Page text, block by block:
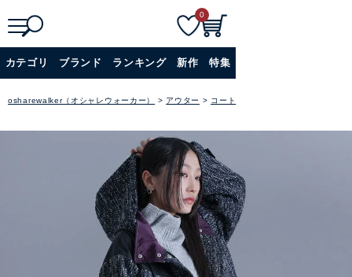
詳細検索
0
カテゴリ ブランド ランキング 新作 特集
osharewalker（オシャレウォーカー） アウター コート